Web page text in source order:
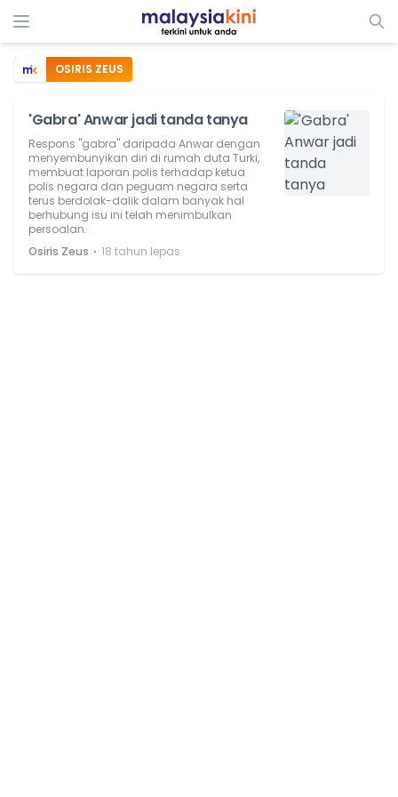
OSIRIS ZEUS
'Gabra' Anwar jadi tanda tanya
Respons "gabra" daripada Anwar dengan
menyembunyikan diri di rumah duta Turki,
membuat laporan polis terhadap ketua
polis negara dan peguam negara serta
terus berdolak-dalik dalam banyak hal
berhubung isu ini telah menimbulkan
persoalan.
Osiris Zeus ⋅ 18 tahun lepas